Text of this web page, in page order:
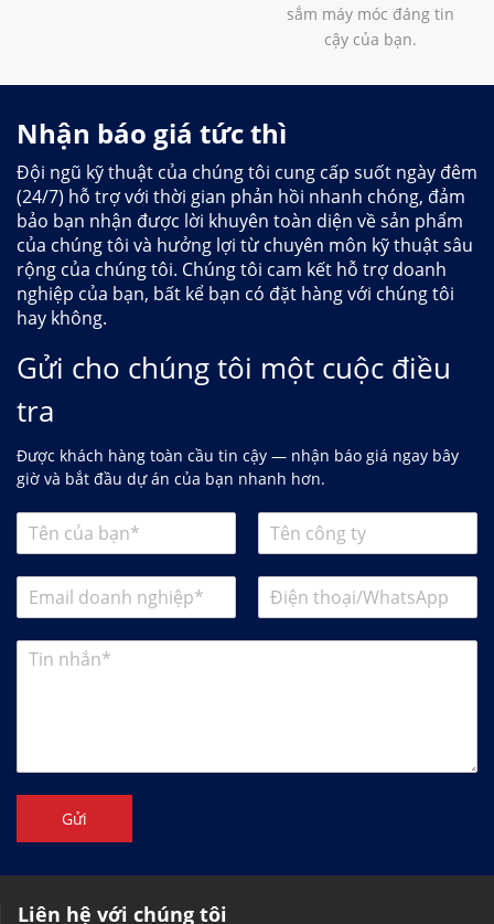
sắm máy móc đáng tin
cậy của bạn.
Nhận báo giá tức thì
Đội ngũ kỹ thuật của chúng tôi cung cấp suốt ngày đêm
(24/7) hỗ trợ với thời gian phản hồi nhanh chóng, đảm
bảo bạn nhận được lời khuyên toàn diện về sản phẩm
của chúng tôi và hưởng lợi từ chuyên môn kỹ thuật sâu
rộng của chúng tôi. Chúng tôi cam kết hỗ trợ doanh
nghiệp của bạn, bất kể bạn có đặt hàng với chúng tôi
hay không.
Gửi cho chúng tôi một cuộc điều
tra
Được khách hàng toàn cầu tin cậy — nhận báo giá ngay bây
giờ và bắt đầu dự án của bạn nhanh hơn.
Gửi
Liên hệ với chúng tôi